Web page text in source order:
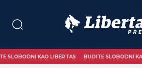
KAO LIBERTAS BUDITE SLOBODNI KAO LIBERTAS